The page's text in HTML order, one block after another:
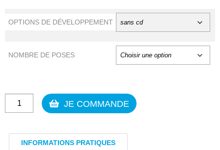
OPTIONS DE DÉVELOPPEMENT
NOMBRE DE POSES
quantité
de
et
JE COMMANDE
INFORMATIONS PRATIQUES